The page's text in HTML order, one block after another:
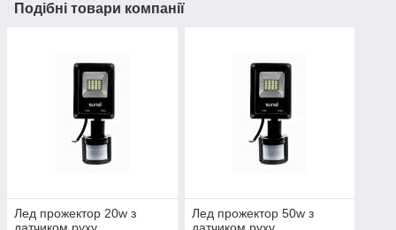
Подібні товари компанії
Лед прожектор 20w з
Лед прожектор 50w з